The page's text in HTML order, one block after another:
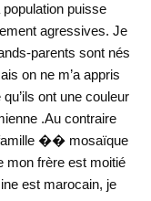
population puisse
agressives. Je
parents sont nés
on ne m’a appris
ont une couleur
.Au contraire
famille �� mosaïque
mon frère est moitié
est marocain, je